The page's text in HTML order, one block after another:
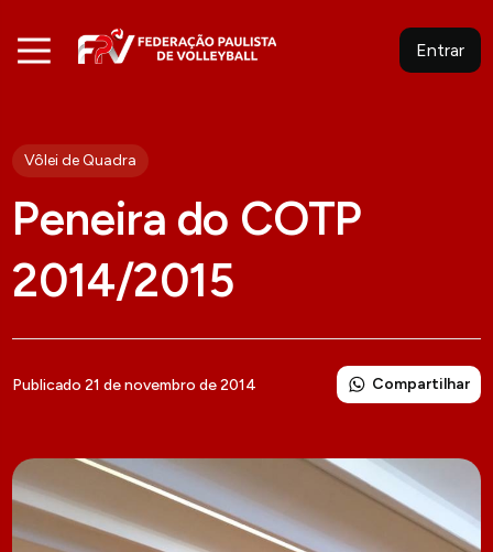
Entrar
Vôlei de Quadra
Peneira do COTP
2014/2015
Publicado 21 de novembro de 2014 Compartilhar